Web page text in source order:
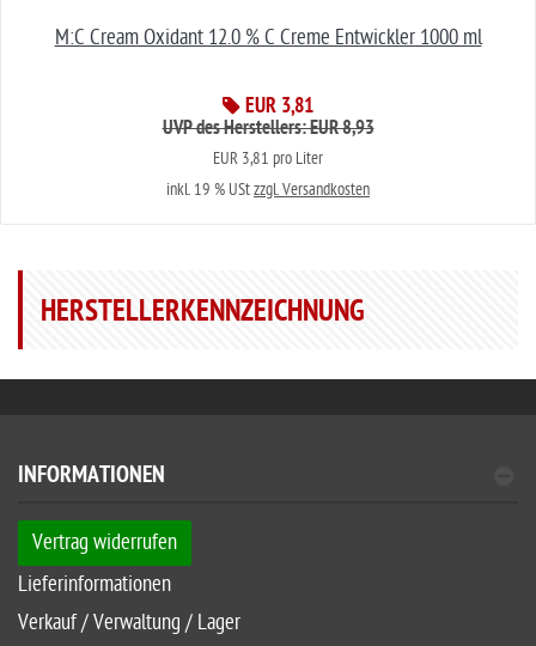
M:C Cream Oxidant 12.0 % C Creme Entwickler 1000 ml
EUR 3,81
UVP des Herstellers: EUR 8,93
EUR 3,81 pro Liter
inkl. 19 % UStzzgl. Versandkosten
HERSTELLERKENNZEICHNUNG
INFORMATIONEN
Vertrag widerrufen
Lieferinformationen
Verkauf / Verwaltung / Lager